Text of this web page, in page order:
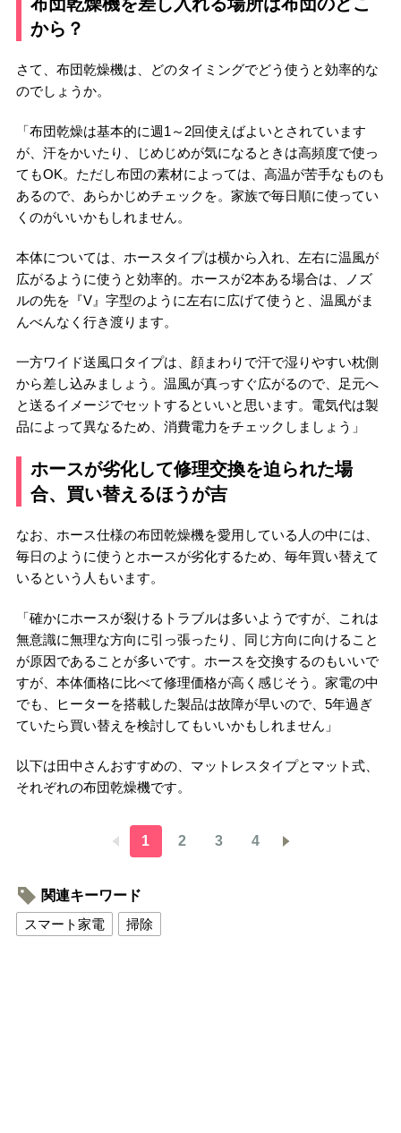
から？
さて、布団乾燥機は、どのタイミングでどう使うと効率的な
のでしょうか。
「布団乾燥は基本的に週1～2回使えばよいとされています
が、汗をかいたり、じめじめが気になるときは高頻度で使っ
てもOK。ただし布団の素材によっては、高温が苦手なものも
あるので、あらかじめチェックを。家族で毎日順に使ってい
くのがいいかもしれません。
本体については、ホースタイプは横から入れ、左右に温風が
広がるように使うと効率的。ホースが2本ある場合は、ノズ
ルの先を『V』字型のように左右に広げて使うと、温風がま
んべんなく行き渡ります。
一方ワイド送風口タイプは、顔まわりで汗で湿りやすい枕側
から差し込みましょう。温風が真っすぐ広がるので、足元へ
と送るイメージでセットするといいと思います。電気代は製
品によって異なるため、消費電力をチェックしましょう」
ホースが劣化して修理交換を迫られた場
合、買い替えるほうが吉
なお、ホース仕様の布団乾燥機を愛用している人の中には、
毎日のように使うとホースが劣化するため、毎年買い替えて
いるという人もいます。
「確かにホースが裂けるトラブルは多いようですが、これは
無意識に無理な方向に引っ張ったり、同じ方向に向けること
が原因であることが多いです。ホースを交換するのもいいで
すが、本体価格に比べて修理価格が高く感じそう。家電の中
でも、ヒーターを搭載した製品は故障が早いので、5年過ぎ
ていたら買い替えを検討してもいいかもしれません」
以下は田中さんおすすめの、マットレスタイプとマット式、
それぞれの布団乾燥機です。
1 2 3 4
関連キーワード
スマート家電
掃除